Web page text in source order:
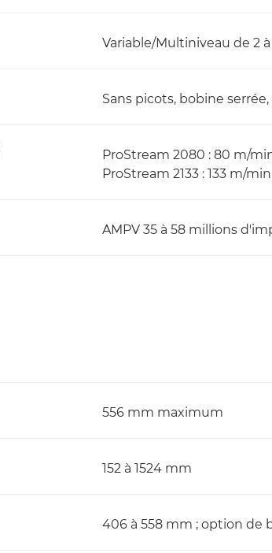
Variable/Multiniveau de 2
Sans picots, bobine
ProStream 2080 : 80 m/
ProStream 2133 : 133 m/
AMPV 35 à 58 millions
556 mm maximum
152 à 1524 mm
406 à 558 mm ; option de